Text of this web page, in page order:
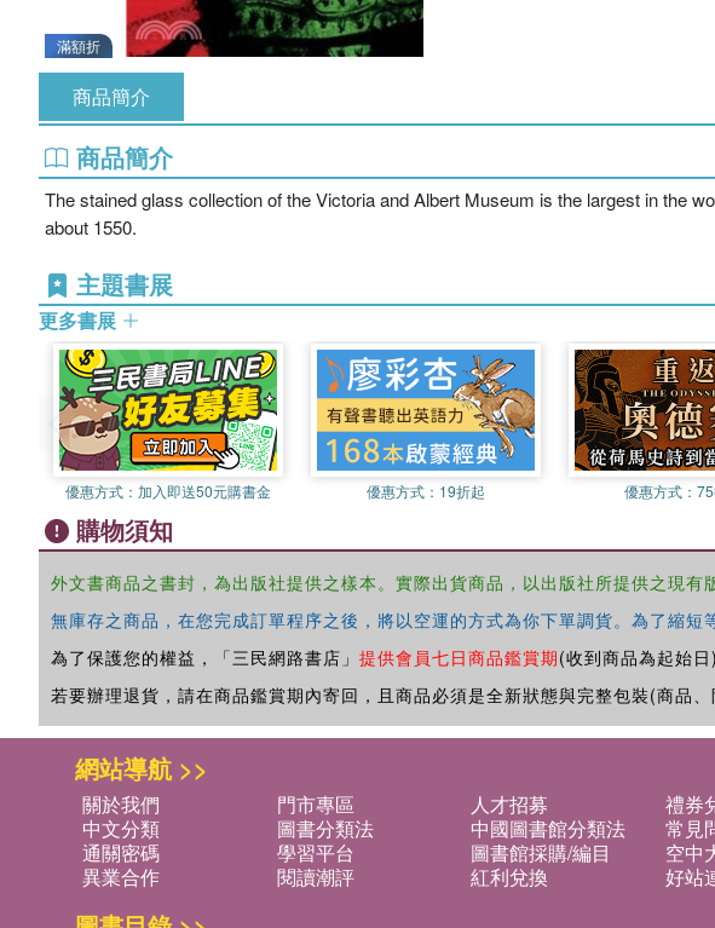
滿額折
商品簡介
商品簡介
The stained glass collection of the Victoria and Albert Museum is the largest in the
about 1550.
主題書展
更多書展
優惠方式： 加入即送50元購書金 優惠方式： 19折起 優惠方式：
購物須知
外文書商品之書封，為出版社提供之樣本。實際出貨商品，以出版社所提供之現
無庫存之商品，在您完成訂單程序之後，將以空運的方式為你下單調貨。為了縮
為了保護您的權益，「三民網路書店」 提供會員七日商品鑑賞期(收到商品為起始日)
若要辦理退貨，請在商品鑑賞期內寄回，且商品必須是全新狀態與完整包裝(商品
網站導航 >>
關於我們 門市專區 人才招募 禮券
中文分類
圖書分類法 中國圖書館分類法 常見
通關密碼
學習平台 圖書館採購/編目 空中
異業合作
閱讀潮評 紅利兌換 好站